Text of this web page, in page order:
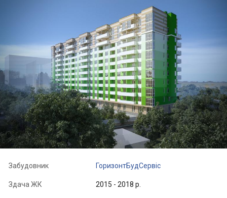
Забудовник ГоризонтБудСервіс
Здача ЖК 2015 - 2018 р.